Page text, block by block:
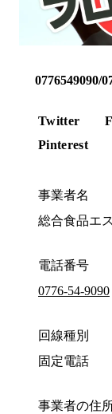
0776549090/
Twitter
Pinterest
事業者名
総合食品エ
電話番号
0776-54-9090
回線種別
固定電話
事業者の住